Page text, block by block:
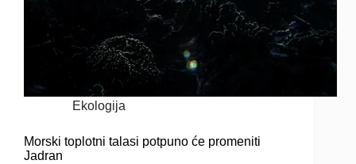
Ekologija
Morski toplotni talasi potpuno će promeniti
Jadran